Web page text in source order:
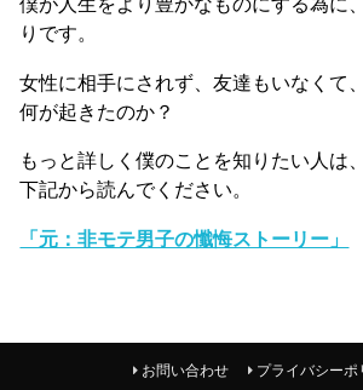
りです。
女性に相手にされず、友達もいなくて
何が起きたのか？
もっと詳しく僕のことを知りたい人は、
下記から読んでください。
「元：非モテ男子の懺悔ストーリー」
お問い合わせ プライバシーポ